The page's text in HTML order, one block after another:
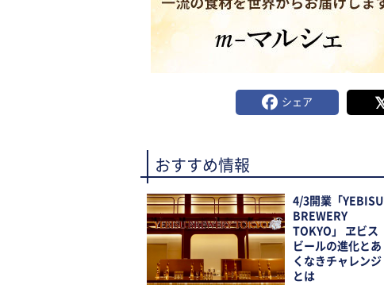
シェア
おすすめ情報
4/3開業「YEBISU
BREWERY
TOKYO」 ヱビス
ビールの進化とあ
くなきチャレンジ
とは